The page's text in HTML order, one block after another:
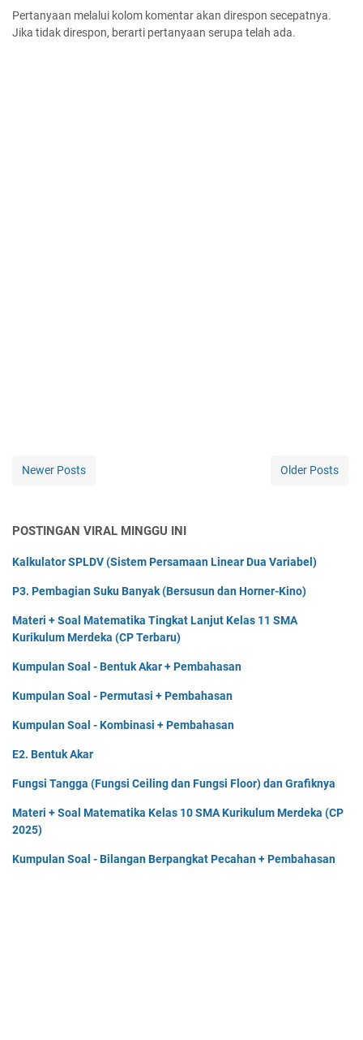
Pertanyaan melalui kolom komentar akan direspon secepatnya.
Jika tidak direspon, berarti pertanyaan serupa telah ada.
Newer Posts Older Posts
POSTINGAN VIRAL MINGGU INI
Kalkulator SPLDV (Sistem Persamaan Linear Dua Variabel)
P3. Pembagian Suku Banyak (Bersusun dan Horner-Kino)
Materi + Soal Matematika Tingkat Lanjut Kelas 11 SMA
Kurikulum Merdeka (CP Terbaru)
Kumpulan Soal - Bentuk Akar + Pembahasan
Kumpulan Soal - Permutasi + Pembahasan
Kumpulan Soal - Kombinasi + Pembahasan
E2. Bentuk Akar
Fungsi Tangga (Fungsi Ceiling dan Fungsi Floor) dan Grafiknya
Materi + Soal Matematika Kelas 10 SMA Kurikulum Merdeka (CP
2025)
Kumpulan Soal - Bilangan Berpangkat Pecahan + Pembahasan